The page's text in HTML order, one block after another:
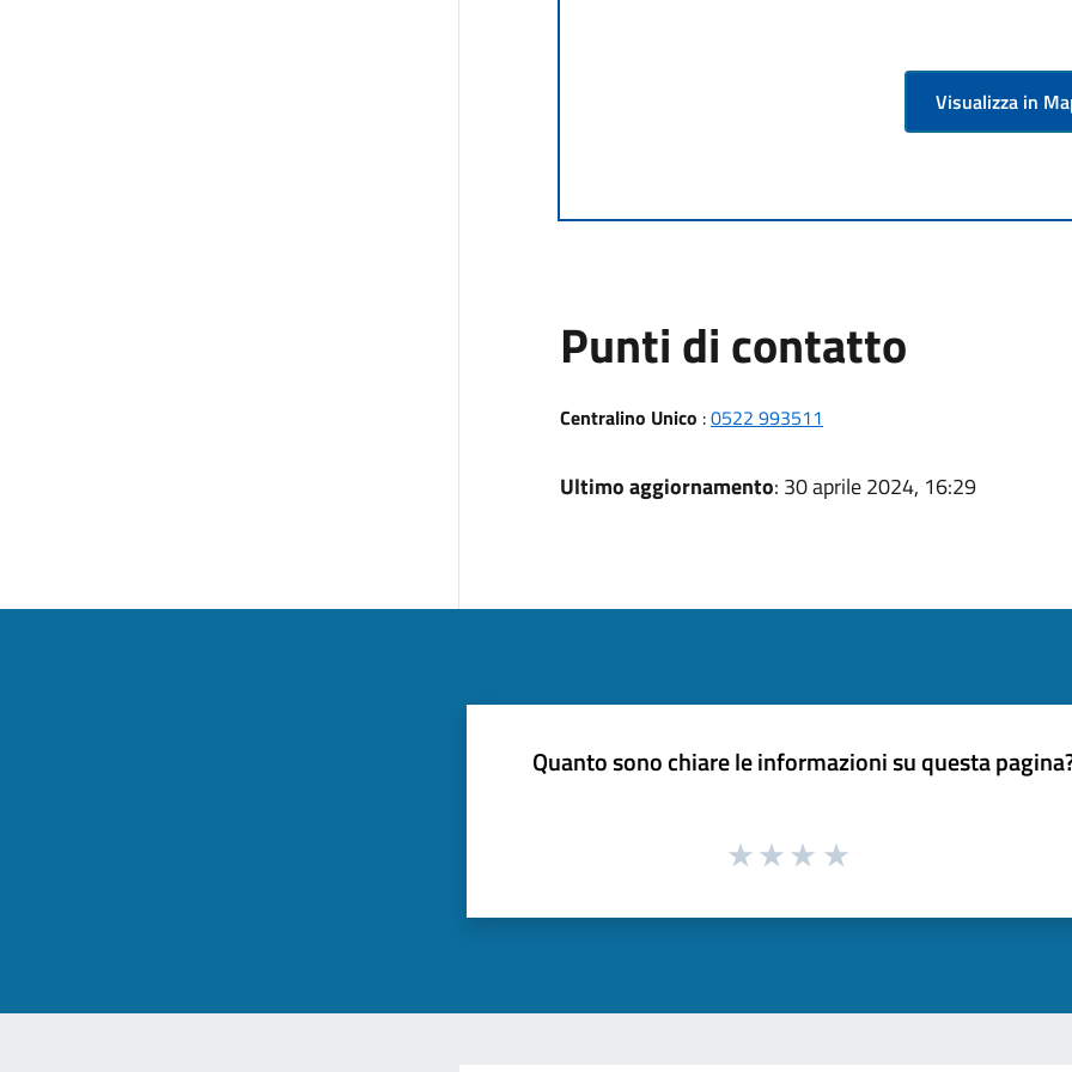
Visualizza in
Punti di contatto
Centralino Unico :0522 993511
Ultimo aggiornamento: 30 aprile 2024, 16:29
Quanto sono chiare le informazioni su questa